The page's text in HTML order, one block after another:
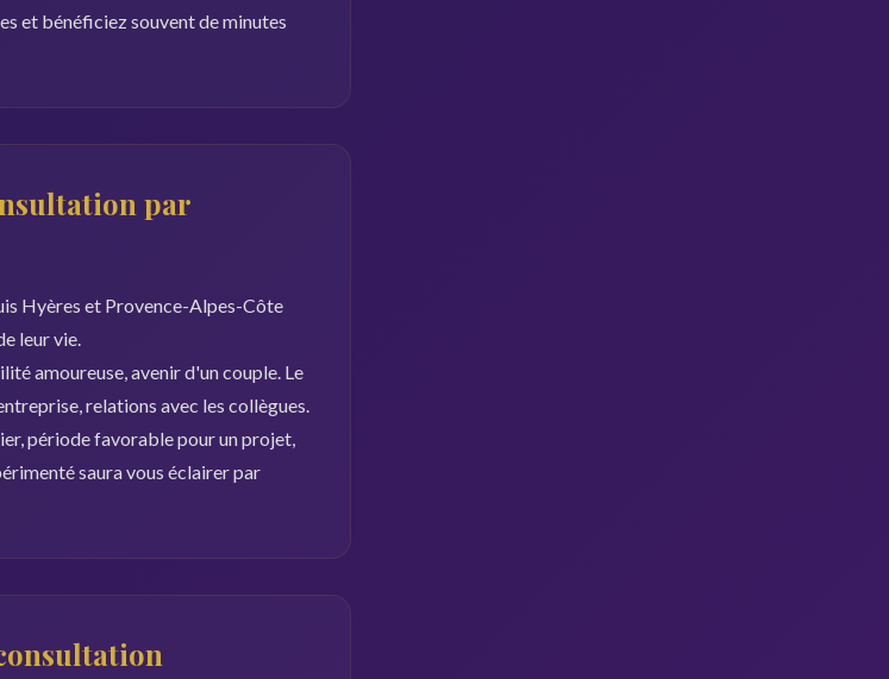
et bénéficiez souvent de minutes
par
Hyères et Provence-Alpes-Côte
leur vie.
amoureuse, avenir d'un couple. Le
relations avec les collègues.
période favorable pour un projet,
saura vous éclairer par